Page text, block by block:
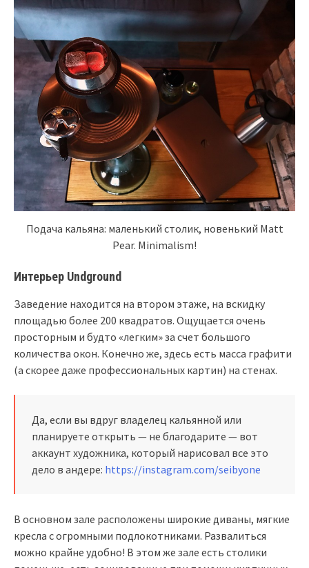
Подача кальяна: маленький столик, новенький Matt
Pear. Minimalism!
Интерьер Undground
Заведение находится на втором этаже, на вскидку
площадью более 200 квадратов. Ощущается очень
просторным и будто «легким» за счет большого
количества окон. Конечно же, здесь есть масса графити
(а скорее даже профессиональных картин) на стенах.
Да, если вы вдруг владелец кальянной или
планируете открыть — не благодарите — вот
аккаунт художника, который нарисовал все это
дело в андере: https://instagram.com/seibyone
В основном зале расположены широкие диваны, мягкие
кресла с огромными подлокотниками. Развалиться
можно крайне удобно! В этом же зале есть столики